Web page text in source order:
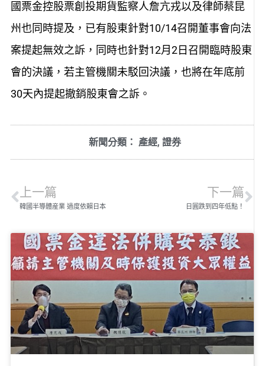
國票金控股票創投期貨監察人詹亢戎以及律師蔡昆
州也同時提及， 已有股東針對10/14召開董事會向法
案提起無效之訴，同時也針對12月2日 召開臨時股東
會的決議，若主管機關未駁回決議，也將在年底前
30天內提起撤銷股東會之訴。
新聞分類： 產經, 證券
上一篇
韓國半導體産業 過度依賴日本
下一篇
日圓跌到四年低點！